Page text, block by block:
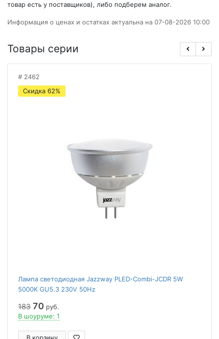
товар есть у поставщиков), либо подберем аналог.
Информация о ценах и остатках актуальна на 07-08-2026 10:00
Товары серии
2462
Скидка 62%
Лампа светодиодная Jazzway PLED-Combi-JCDR 5W
5000K GU5.3 230V 50Hz
183 70 руб.
В шоуруме: 1